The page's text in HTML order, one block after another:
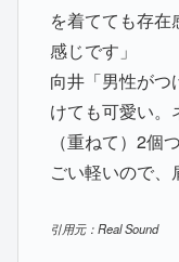
を着てても存
感じです」
向井「男性がつ
けても可愛い。
（重ねて）2個
ごい軽いので、
引用元：Real Sound